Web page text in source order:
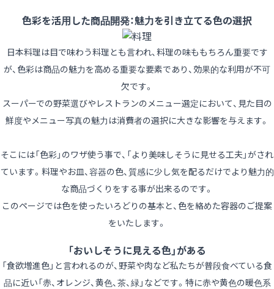
色彩を活用した商品開発：魅力を引き立てる色の選択
日本料理は目で味わう料理とも言われ、料理の味ももちろん重要です
が、色彩は商品の魅力を高める重要な要素であり、効果的な利用が不可
欠です。
スーパーでの野菜選びやレストランのメニュー選定において、見た目の
鮮度やメニュー写真の魅力は消費者の選択に大きな影響を与えます。
そこには「色彩」のワザ使う事で、「より美味しそうに見せる工夫」がされ
ています。料理やお皿、容器の色、質感に少し気を配るだけでより魅力的
な商品づくりをする事が出来るのです。
このページでは色を使ったいろどりの基本と、色を絡めた容器のご提案
をいたします。
「おいしそうに見える色」がある
「食欲増進色」と言われるのが、野菜や肉など私たちが普段食べている食
品に近い「赤、オレンジ、黄色、茶、緑」などです。特に赤や黄色の暖色系